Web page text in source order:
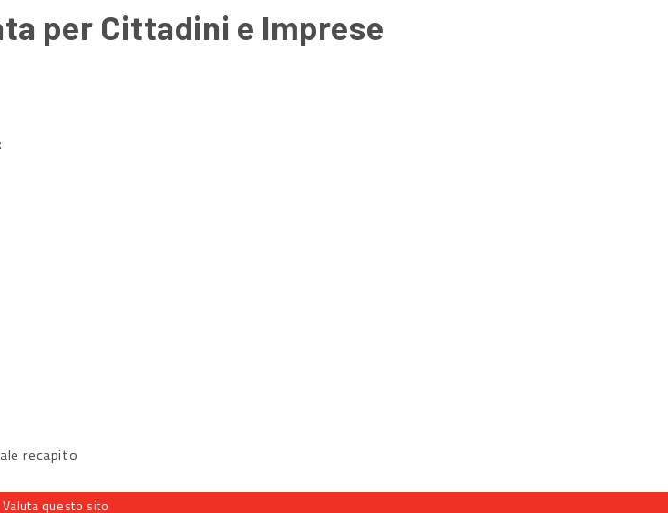
per Cittadini e Imprese
recapito
Valuta questo sito